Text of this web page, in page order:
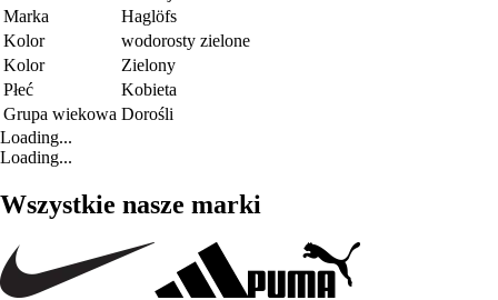
Marka
Haglöfs
Kolor
wodorosty zielone
Kolor
Zielony
Płeć
Kobieta
Grupa wiekowa Dorośli
Loading...
Loading...
Wszystkie nasze marki